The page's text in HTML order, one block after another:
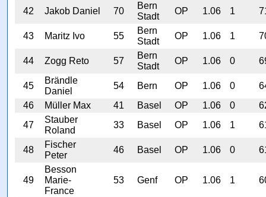
42
Jakob Daniel 70
Bern
Stadt
OP 1.06 1
43 Maritz Ivo 55
Bern
Stadt
OP 1.06 1
44 Zogg Reto 57
Bern
Stadt
OP 1.06 0
45
Brändle
Daniel
54 Bern OP 1.06 0
46
Müller Max 41 Basel OP 1.06 0
47
Stauber
Roland
33 Basel OP 1.06 1
48
Fischer
Peter
46 Basel OP 1.06 0
49
Besson
Marie-
France
53 Genf OP 1.06 1